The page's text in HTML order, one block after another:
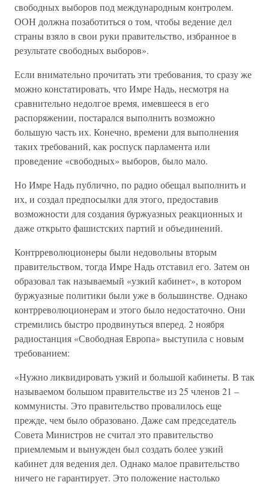
свободных выборов под международным контролем.
ООН должна позаботиться о том, чтобы ведение дел
страны взяло в свои руки правительство, избранное в
результате свободных выборов».
Если внимательно прочитать эти требования, то сразу же
можно констатировать, что Имре Надь, несмотря на
сравнительно недолгое время, имевшееся в его
распоряжении, постарался выполнить возможно
большую часть их. Конечно, времени для выполнения
таких требований, как роспуск парламента или
проведение «свободных» выборов, было мало.
Но Имре Надь публично, по радио обещал выполнить и
их, и создал предпосылки для этого, предоставив
возможности для создания буржуазных реакционных и
даже открыто фашистских партий и объединений.
Контрреволюционеры были недовольны вторым
правительством, тогда Имре Надь отставил его. Затем он
образовал так называемый «узкий кабинет», в котором
буржуазные политики были уже в большинстве. Однако
контрреволюционерам и этого было недостаточно. Они
стремились быстро продвинуться вперед. 2 ноября
радиостанция «Свободная Европа» выступила с новым
требованием:
«Нужно ликвидировать узкий и большой кабинеты. В так
называемом большом правительстве из 25 членов 21 –
коммунисты. Это правительство провалилось еще
прежде, чем было образовано. Даже сам председатель
Совета Министров не считал это правительство
приемлемым и вынужден был создать более узкий
кабинет для ведения дел. Однако малое правительство
ничего не гарантирует. Это положение настолько